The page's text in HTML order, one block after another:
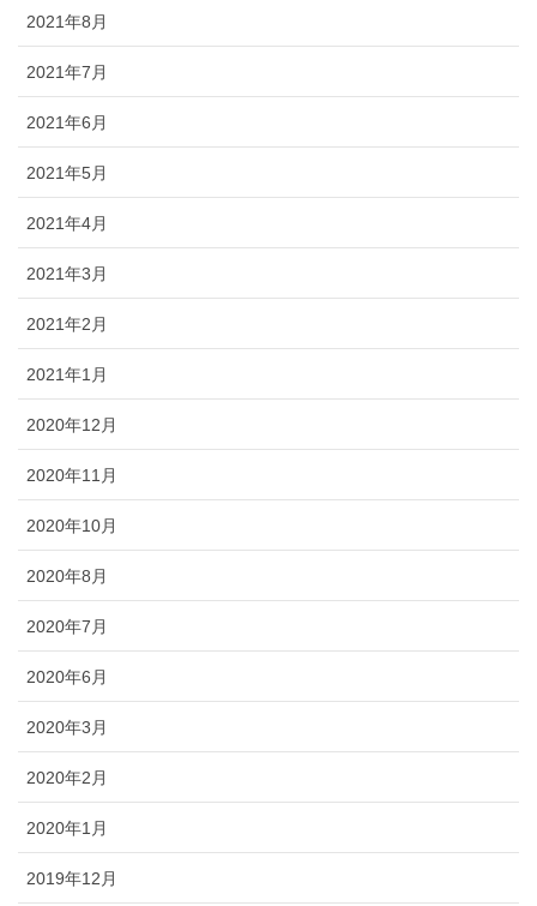
2021年8月
2021年7月
2021年6月
2021年5月
2021年4月
2021年3月
2021年2月
2021年1月
2020年12月
2020年11月
2020年10月
2020年8月
2020年7月
2020年6月
2020年3月
2020年2月
2020年1月
2019年12月